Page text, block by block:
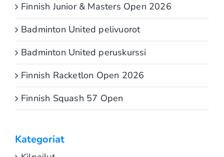
Finnish Junior & Masters Open 2026
Badminton United pelivuorot
Badminton United peruskurssi
Finnish Racketlon Open 2026
Finnish Squash 57 Open
Kategoriat